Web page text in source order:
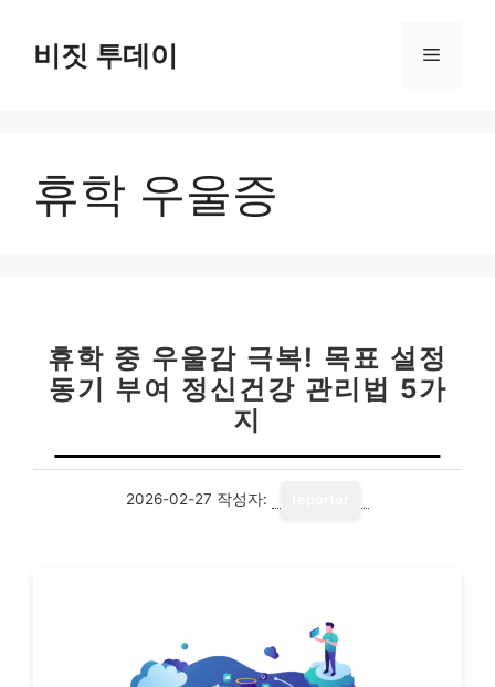
비짓 투데이 메
휴학 우울증
휴학 중 우울감 극복! 목표 설정
동기 부여 정신건강 관리법 5가
지
2026-02-27 작성자: